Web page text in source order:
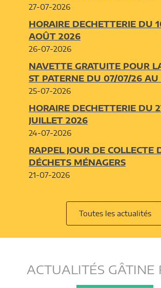
27-07-2026
HORAIRE DECHETTERIE DU
AOÛT 2026
26-07-2026
NAVETTE GRATUITE POUR
ST PATERNE DU 07/07/26
25-07-2026
HORAIRE DECHETTERIE DU
JUILLET 2026
24-07-2026
RAPPEL JOUR DE COLLECTE
DÉCHETS MÉNAGERS
21-07-2026
Toutes les actualités
ACTUALITÉS GÂTINE